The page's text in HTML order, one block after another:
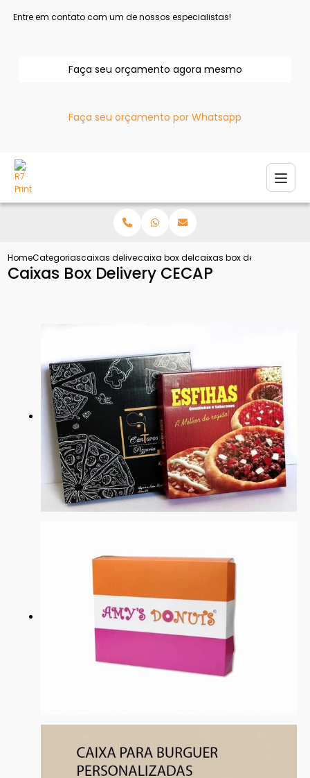
Entre em contato com um de nossos especialistas!
Faça seu orçamento agora mesmo
Faça seu orçamento por Whatsapp
HomeCategoriascaixas deliverycaixa box deliverycaixas box delivery cecap
Caixas Box Delivery CECAP